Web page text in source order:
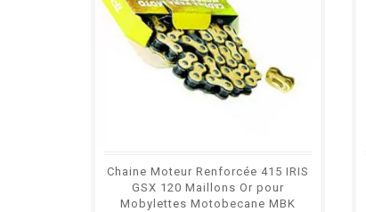
Chaine Moteur Renforcée 415 IRIS
GSX 120 Maillons Or pour
Mobylettes Motobecane MBK